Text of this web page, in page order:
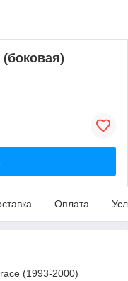
(боковая)
Оплата
(1993-2000)